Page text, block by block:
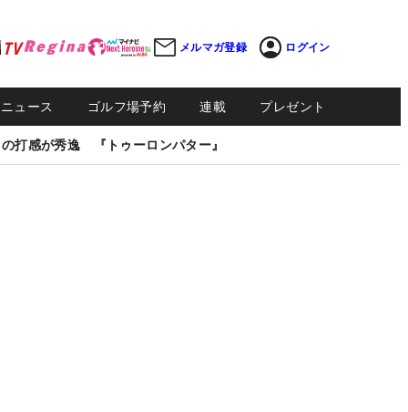
メルマガ登録 ログイン
ュース ゴルフ場予約 連載 プレゼント
打感が秀逸 『トゥーロンパター』